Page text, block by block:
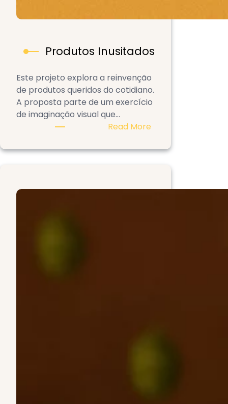
Produtos Inusitados
Este projeto explora a reinvenção
de produtos queridos do cotidiano.
A proposta parte de um exercício
de imaginação visual que…
Read More:
Inusitados